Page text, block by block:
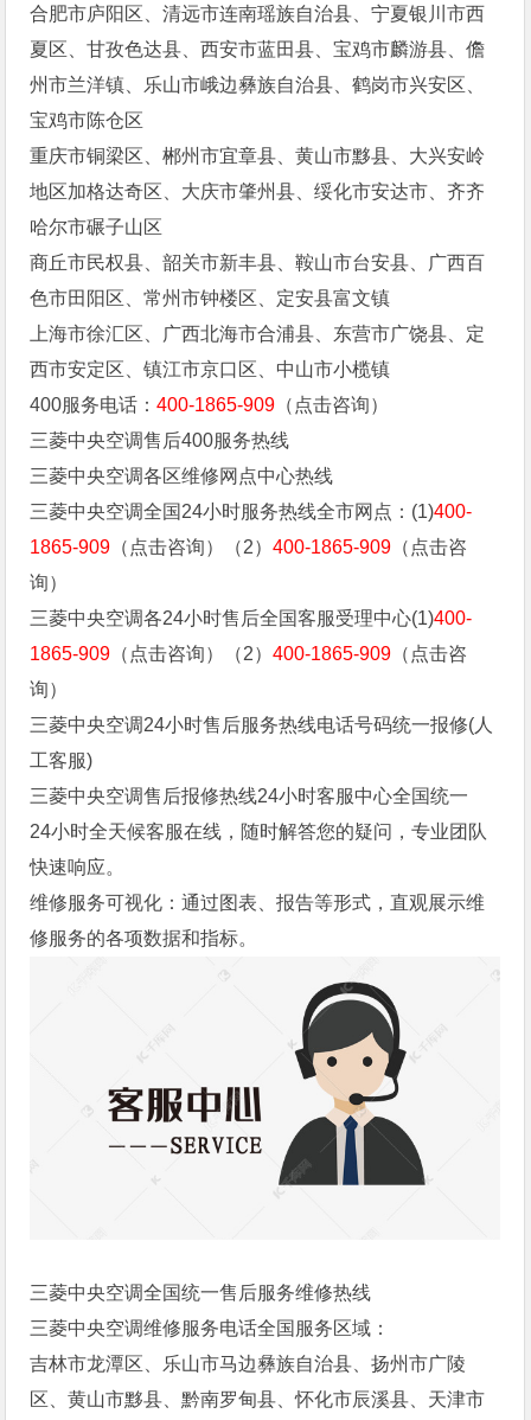
合肥市庐阳区、清远市连南瑶族自治县、宁夏银川市西
夏区、甘孜色达县、西安市蓝田县、宝鸡市麟游县、儋
州市兰洋镇、乐山市峨边彝族自治县、鹤岗市兴安区、
宝鸡市陈仓区
重庆市铜梁区、郴州市宜章县、黄山市黟县、大兴安岭
地区加格达奇区、大庆市肇州县、绥化市安达市、齐齐
哈尔市碾子山区
商丘市民权县、韶关市新丰县、鞍山市台安县、广西百
色市田阳区、常州市钟楼区、定安县富文镇
上海市徐汇区、广西北海市合浦县、东营市广饶县、定
西市安定区、镇江市京口区、中山市小榄镇
400服务电话：400-1865-909 （点击咨询）
三菱中央空调售后400服务热线
三菱中央空调各区维修网点中心热线
三菱中央空调全国24小时服务热线全市网点：(1)400-
1865-909 （点击咨询）（2）400-1865-909 （点击咨
询）
三菱中央空调各24小时售后全国客服受理中心(1)400-
1865-909 （点击咨询）（2）400-1865-909 （点击咨
询）
三菱中央空调24小时售后服务热线电话号码统一报修(人
工客服)
三菱中央空调售后报修热线24小时客服中心全国统一
24小时全天候客服在线，随时解答您的疑问，专业团队
快速响应。
维修服务可视化：通过图表、报告等形式，直观展示维
修服务的各项数据和指标。
三菱中央空调全国统一售后服务维修热线
三菱中央空调维修服务电话全国服务区域：
吉林市龙潭区、乐山市马边彝族自治县、扬州市广陵
区、黄山市黟县、黔南罗甸县、怀化市辰溪县、天津市